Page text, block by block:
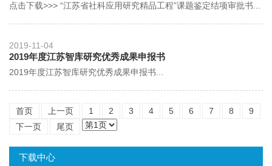
点击下载>>> “江苏省社科应用研究精品工程”课题鉴定结项审批书...
2019-11-04
2019年度江苏智库研究优秀成果申报书
2019年度江苏智库研究优秀成果申报书...
首页 上一页 1 2 3 4 5 6 7 8
9
下一页
尾页
下载中心